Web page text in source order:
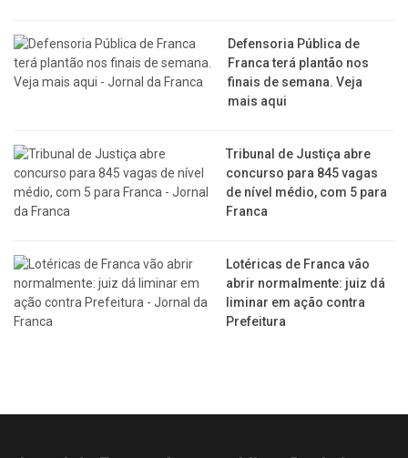
Defensoria Pública de
Franca terá plantão nos
finais de semana. Veja
mais aqui
Tribunal de Justiça abre
concurso para 845 vagas
de nível médio, com 5 para
Franca
Lotéricas de Franca vão
abrir normalmente: juiz dá
liminar em ação contra
Prefeitura